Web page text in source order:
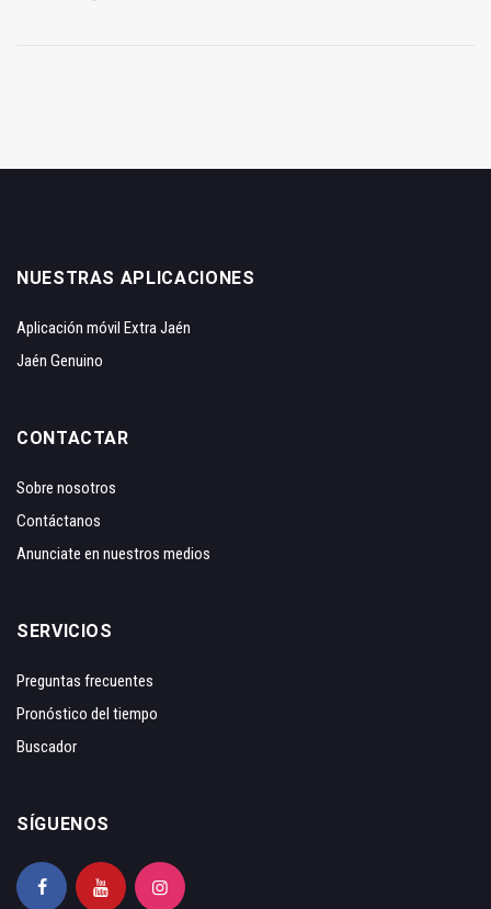
NUESTRAS APLICACIONES
Aplicación móvil Extra Jaén
Jaén Genuino
CONTACTAR
Sobre nosotros
Contáctanos
Anunciate en nuestros medios
SERVICIOS
Preguntas frecuentes
Pronóstico del tiempo
Buscador
SÍGUENOS